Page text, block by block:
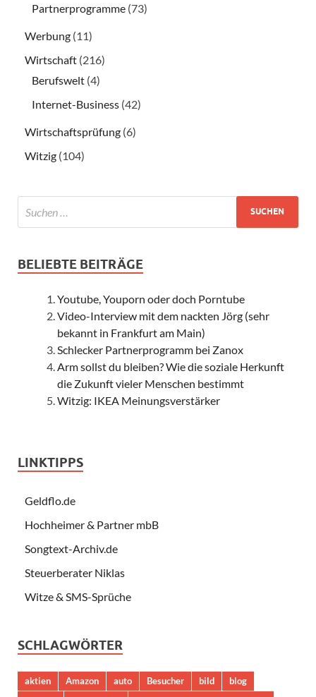
Partnerprogramme (73)
Werbung (11)
Wirtschaft (216)
Berufswelt (4)
Internet-Business (42)
Wirtschaftsprüfung (6)
Witzig (104)
BELIEBTE BEITRÄGE
Youtube, Youporn oder doch Porntube
Video-Interview mit dem nackten Jörg (sehr
bekannt in Frankfurt am Main)
Schlecker Partnerprogramm bei Zanox
Arm sollst du bleiben? Wie die soziale Herkunft
die Zukunft vieler Menschen bestimmt
Witzig: IKEA Meinungsverstärker
LINKTIPPS
Geldflo.de
Hochheimer & Partner mbB
Songtext-Archiv.de
Steuerberater Niklas
Witze & SMS-Sprüche
SCHLAGWÖRTER
aktien Amazon auto Besucher bild
blog